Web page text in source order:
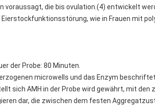
voraussagt, die bis ovulation.(4) entwickelt
Eierstockfunktionsstörung, wie in Frauen mit
der Probe: 80 Minuten.
microwells und das Enzym
sich AMH in der Probe wird gewährt, mit den
dar, die zwischen dem festen